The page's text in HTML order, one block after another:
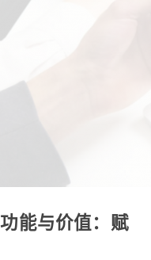
能与价值：赋